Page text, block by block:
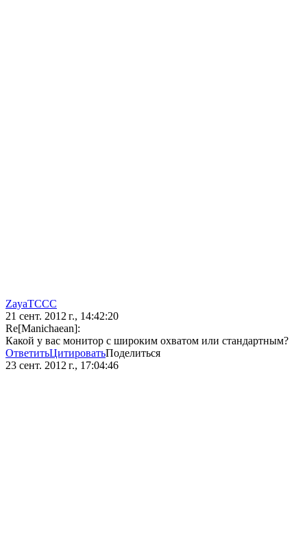
ZayaTCCC
21 сент. 2012 г., 14:42:20
Re[Manichaean]:
Какой у вас монитор с широким охватом или стандартным?
ОтветитьЦитироватьПоделиться
23 сент. 2012 г., 17:04:46